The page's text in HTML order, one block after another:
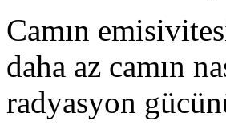
Camın
daha az camın
radyasyon